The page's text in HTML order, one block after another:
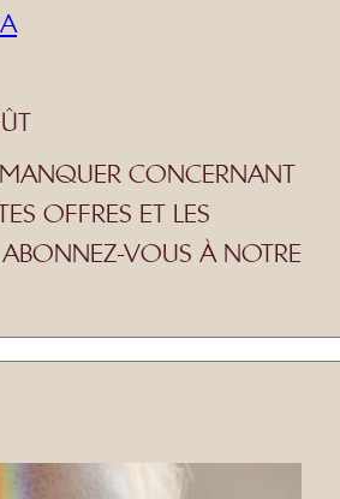
CONCERNANT
OFFRES ET LES
VOUS À NOTRE